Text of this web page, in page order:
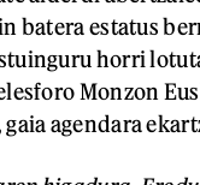
batera estatus
horri
Monzon
agendara